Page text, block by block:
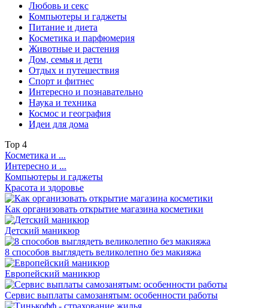
Любовь и секс
Компьютеры и гаджеты
Питание и диета
Косметика и парфюмерия
Животные и растения
Дом, семья и дети
Отдых и путешествия
Спорт и фитнес
Интересно и познавательно
Наука и техника
Космос и география
Идеи для дома
Top 4
Косметика и ...
Интересно и ...
Компьютеры и гаджеты
Красота и здоровье
Как организовать открытие магазина косметики
Детский маникюр
8 способов выглядеть великолепно без макияжа
Европейский маникюр
Сервис выплаты самозанятым: особенности работы